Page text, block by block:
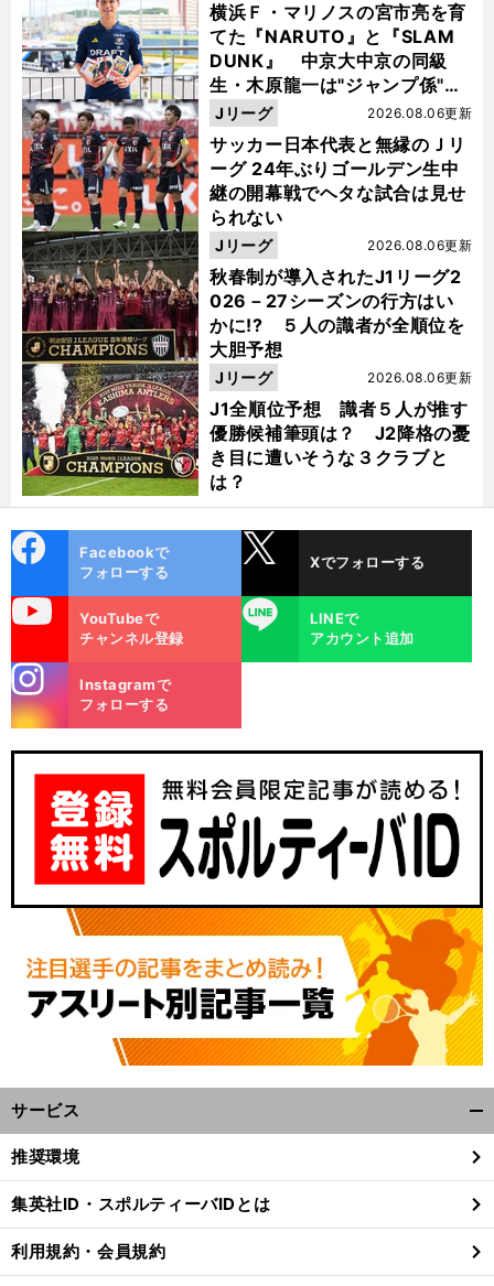
横浜Ｆ・マリノスの宮市亮を育
てた『NARUTO』と『SLAM
DUNK』 中京大中京の同級
生・木原龍一は"ジャンプ係"だ
った
サッカー日本代表と無縁のＪリ
ーグ 24年ぶりゴールデン生中
継の開幕戦でヘタな試合は見せ
られない
2026.08.06更新
Jリーグ
秋春制が導入されたJ1リーグ2
026－27シーズンの行方はい
かに!? ５人の識者が全順位を
大胆予想
2026.08.06更新
Jリーグ
J1全順位予想 識者５人が推す
優勝候補筆頭は？ J2降格の憂
き目に遭いそうな３クラブと
は？
2026.08.06更新
Jリーグ
ok
Facebookで
フォローする
Xでフォローする
YouTubeで
チャンネル登録
LINE
LINEで
アカウント追加
m
Instagramで
フォローする
サービス
閉
る
推奨環境
集英社ID・スポルティーバIDとは
利用規約・会員規約